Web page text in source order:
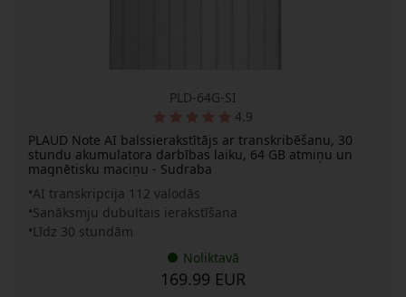
PLD-64G-SI
4.9
PLAUD Note AI balssierakstītājs ar transkribēšanu, 30
stundu akumulatora darbības laiku, 64 GB atmiņu un
magnētisku maciņu - Sudraba
AI transkripcija 112 valodās
Sanāksmju dubultais ierakstīšana
Līdz 30 stundām
Noliktavā
169.99 EUR